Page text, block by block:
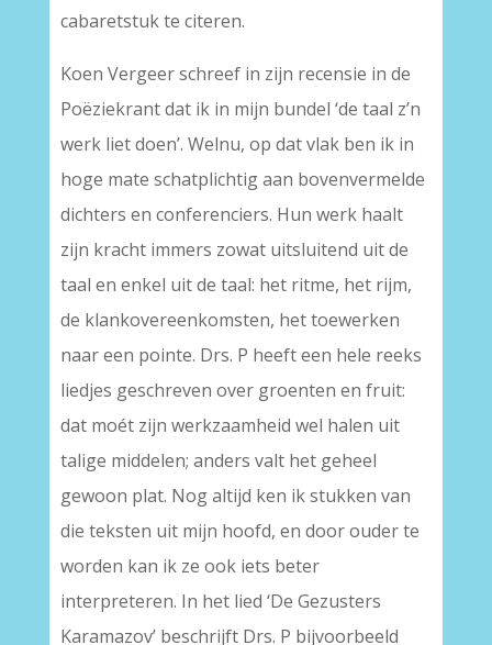
cabaretstuk te citeren.
Koen Vergeer schreef in zijn recensie in de
Poëziekrant dat ik in mijn bundel ‘de taal z’n
werk liet doen’. Welnu, op dat vlak ben ik in
hoge mate schatplichtig aan bovenvermelde
dichters en conferenciers. Hun werk haalt
zijn kracht immers zowat uitsluitend uit de
taal en enkel uit de taal: het ritme, het rijm,
de klankovereenkomsten, het toewerken
naar een pointe. Drs. P heeft een hele reeks
liedjes geschreven over groenten en fruit:
dat moét zijn werkzaamheid wel halen uit
talige middelen; anders valt het geheel
gewoon plat. Nog altijd ken ik stukken van
die teksten uit mijn hoofd, en door ouder te
worden kan ik ze ook iets beter
interpreteren. In het lied ‘De Gezusters
Karamazov’ beschrijft Drs. P bijvoorbeeld